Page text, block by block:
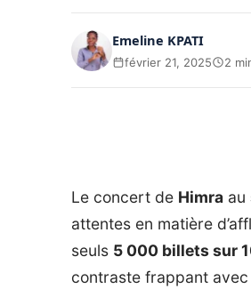
Emeline KPATI
février 21, 2025 2
Le concert de Himra au
attentes en matière
seuls 5 000 billets sur
contraste frappant avec